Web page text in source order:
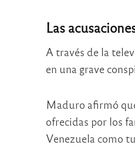
Las
A través de la
en una grave
Maduro afirmó
ofrecidas por los
Venezuela como